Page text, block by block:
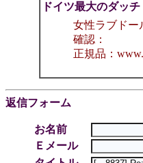
ドイツ最大のダッチ
女性ラブドー
確認：
正規品：
返信フォーム
お名前
Ｅメール